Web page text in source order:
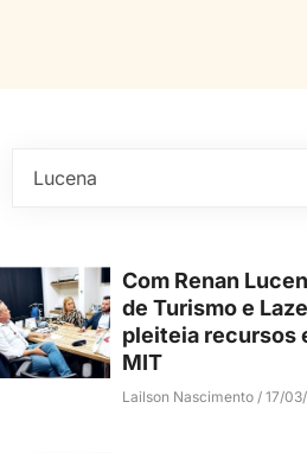
Com Renan
de Turismo e
pleiteia recursos
MIT
Lailson Nascimento 17/